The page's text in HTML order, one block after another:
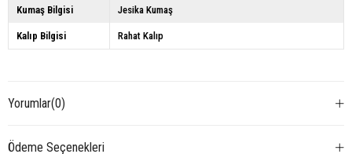
Kumaş Bilgisi Jesika Kumaş
Kalıp Bilgisi Rahat Kalıp
Yorumlar(0)
Ödeme Seçenekleri